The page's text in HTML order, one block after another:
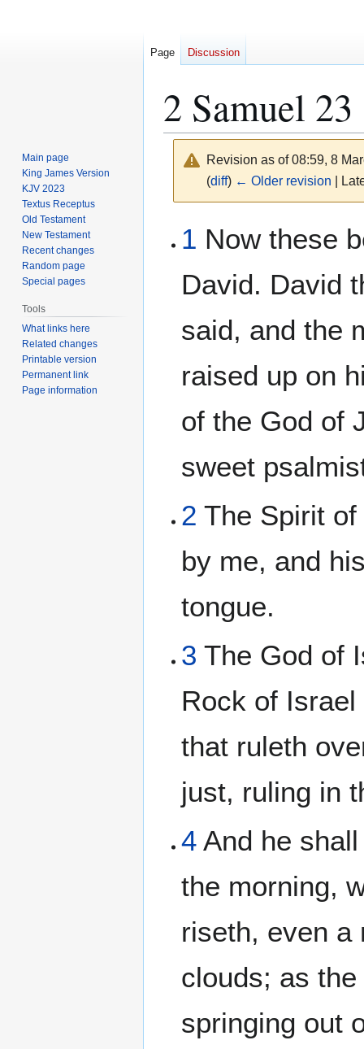
2 Samuel 23
Revision as of 08:59, 8
(diff) ← Older revision |
toto
1 Now these
David. David
said, and the
raised up on
of the God of
sweet
2 The Spirit
by me, and
tongue.
3 The God of
Rock of
that ruleth
just, ruling in
4 And he
the morning,
riseth, even a
clouds; as
springing out
Page Discussion
Main page
King James Version
KJV 2023
Textus Receptus
Old Testament
New Testament
Recent changes
Random page
Special pages
Tools
What links here
Related changes
Printable version
Permanent link
Page information